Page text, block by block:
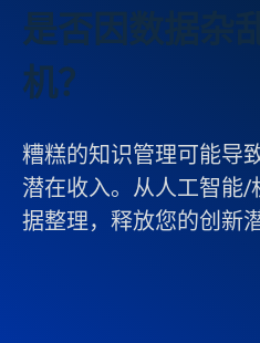
是否因数据杂
机？
糟糕的知识管理可能导
潜在收入。从人工智能
据整理，释放您的创新